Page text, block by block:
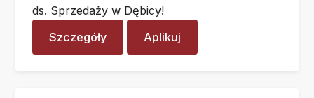
ds. Sprzedaży w Dębicy!
Szczegóły
Aplikuj